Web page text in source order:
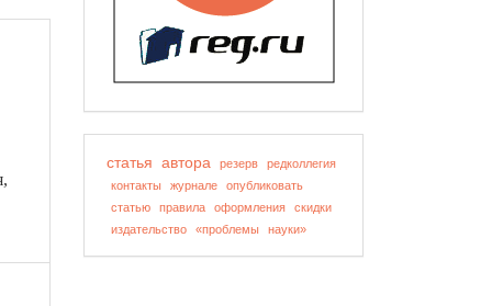
статья автора резерв
редколлегия
контакты
журнале
опубликовать
статью
правила оформления
скидки
издательство
«проблемы науки»